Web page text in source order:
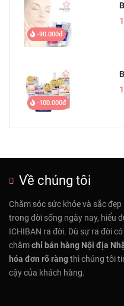
-90.000đ
-100.000đ
Về chúng tôi
Chăm sóc sức khỏe và sắc
trong đời sống ngày nay, hiểu
ICHIBAN ra đời. Dù sự ra đời
châmchỉ bán hàng Nội địa
hóa đơn rõ ràngthì chúng tôi
cậy của khách hàng.